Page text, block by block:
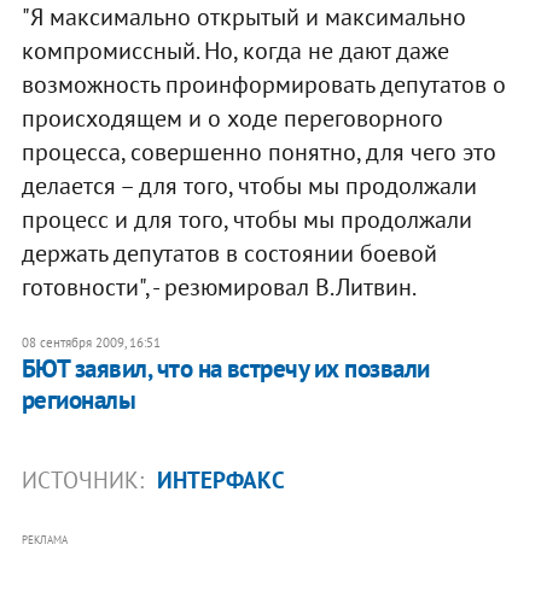
"Я максимально открытый и максимально
компромиссный. Но, когда не дают даже
возможность проинформировать депутатов о
происходящем и о ходе переговорного
процесса, совершенно понятно, для чего это
делается – для того, чтобы мы продолжали
процесс и для того, чтобы мы продолжали
держать депутатов в состоянии боевой
готовности", - резюмировал В.Литвин.
08 сентября 2009, 16:51
БЮТ заявил, что на встречу их позвали
регионалы
ИСТОЧНИК: ИНТЕРФАКС
РЕКЛАМА